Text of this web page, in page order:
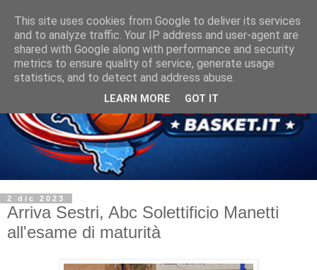
2 dic 2023
Arriva Sestri, Abc Solettificio Manetti
all'esame di maturità
This site uses cookies from Google to deliver its services
and to analyze traffic. Your IP address and user-agent are
shared with Google along with performance and security
metrics to ensure quality of service, generate usage
statistics, and to detect and address abuse.
LEARN MORE GOT IT